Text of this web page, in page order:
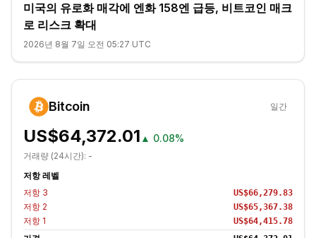
미국의 유로화 매각에 엔화 158엔 급등, 비트코인 매크
로 리스크 확대
2026년 8월 7일 오전 05:27 UTC
Bitcoin 일간
US$64,372.01 ▲ 0.08%
거래량 (24시간): -
저항 레벨
저항 3 US$66,279.83
저항 2 US$65,367.38
저항 1 US$64,415.78